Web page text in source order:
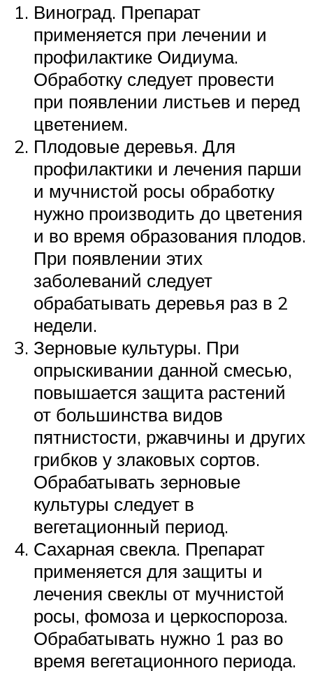
Виноград. Препарат
применяется при лечении и
профилактике Оидиума.
Обработку следует провести
при появлении листьев и перед
цветением.
Плодовые деревья. Для
профилактики и лечения парши
и мучнистой росы обработку
нужно производить до цветения
и во время образования плодов.
При появлении этих
заболеваний следует
обрабатывать деревья раз в 2
недели.
Зерновые культуры. При
опрыскивании данной смесью,
повышается защита растений
от большинства видов
пятнистости, ржавчины и других
грибков у злаковых сортов.
Обрабатывать зерновые
культуры следует в
вегетационный период.
Сахарная свекла. Препарат
применяется для защиты и
лечения свеклы от мучнистой
росы, фомоза и церкоспороза.
Обрабатывать нужно 1 раз во
время вегетационного периода.